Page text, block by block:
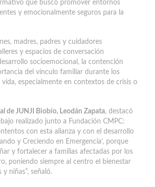
que buscó promover entornos
y emocionalmente seguros para la
madres, padres y cuidadores
y espacios de conversación
socioemocional, la contención
del vínculo familiar durante los
especialmente en contextos de crisis o
de JUNJI Biobío, Leodán Zapata, destacó
realizado junto a Fundación CMPC:
con esta alianza y con el desarrollo
y Creciendo en Emergencia’, porque
y fortalecer a familias afectadas por los
poniendo siempre al centro el bienestar
niñas”, señaló.